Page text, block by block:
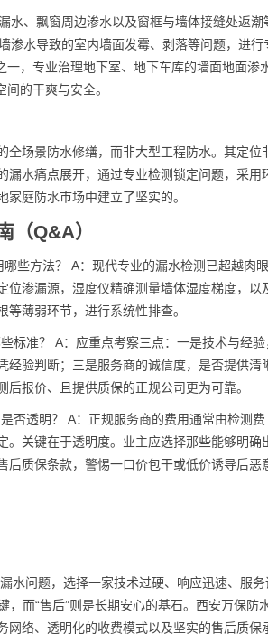
水、飘窗周边渗水以及窗框与墙体接缝处返潮
渗水导致的室内墙面发霉、剥落等问题，进行
，专业治理地下室、地下车库的墙面地面渗
的干爽与安全。
全场景防水修缮，而非大型工程防水。其定
漏水痛点展开，通过专业检测锁定问题，采
庭防水市场中建立了坚实的。
（Q&A）
些方法？ A：现代专业的漏水检测已超越肉
位渗漏源，湿度仪精确测量墙体湿度梯度，
薄弱环节，进行系统性排查。
标准？ A：应重点考察三点：一是技术与经
验判断；三是服务商的诚信度，是否提供清
报价、且提供质保的正规公司更为可靠。
否透明？ A：正规服务商的费用通常由检测
。关键在于透明度。业主应选择那些能够明
质保条款，警惕一口价包干或低价诱导后恶
水问题，选择一家技术过硬、响应迅速、服
，而“售后”则是长期安心的基石。西安万保
网络、透明化的收费模式以及坚实的售后质